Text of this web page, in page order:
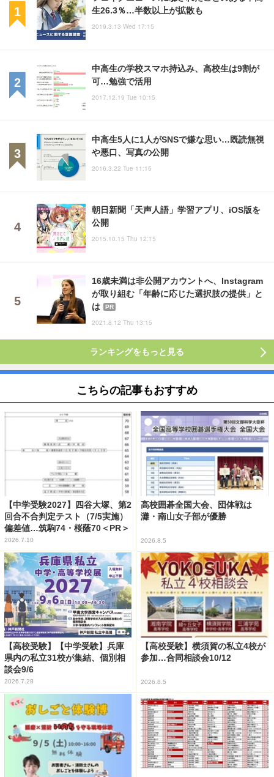
生26.3％…半数以上が拡散も
2019.3.13 Wed 17:15
中高生の学校スマホ持込み、高校生は9割が
可…勉強で活用
2017.12.19 Tue 10:15
中高生5人に1人がSNSで嫌な思い…既読無視
や悪口、写真の公開
2016.3.22 Tue 11:15
朝日新聞「天声人語」学習アプリ、iOS版を
公開
2015.10.15 Thu 12:15
16歳未満は非公開アカウントへ、Instagram
が取り組む「年齢に応じた選択肢の提供」と
は
PR
2021.8.12 Thu 13:15
ランキングをもっと見る
こちらの記事もおすすめ
【中学受験2027】四谷大塚、第2
回合不合判定テスト（7/5実施）
偏差値…筑駒74・桜蔭70＜PR＞
2026.7.10
高校囲碁全国大会、団体戦は
灘・南山女子部が優勝
2026.8.5
【高校受験】【中学受験】兵庫
県内の私立31校が集結、個別相
談会9/6
2026.7.28
【高校受験】横須賀の私立4校が
参加…合同相談会10/12
2026.8.5